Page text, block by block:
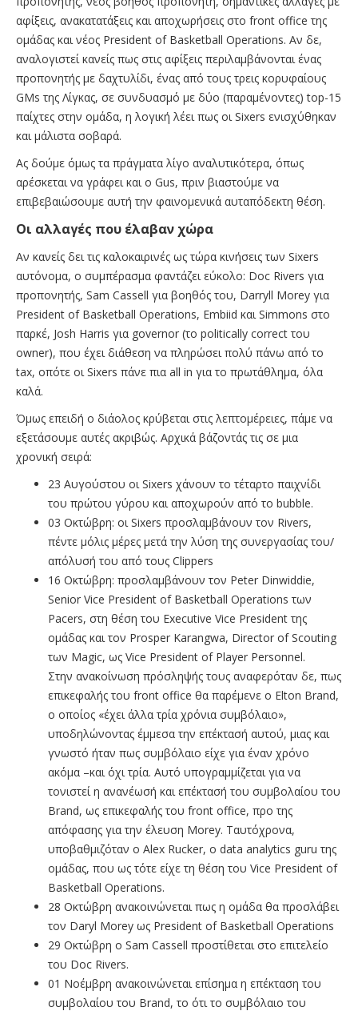
αφίξεις, ανακατατάξεις και αποχωρήσεις στο front office της
ομάδας και νέος President of Basketball Operations. Αν δε,
αναλογιστεί κανείς πως στις αφίξεις περιλαμβάνονται ένας
προπονητής με δαχτυλίδι, ένας από τους τρεις κορυφαίους
GMs της Λίγκας, σε συνδυασμό με δύο (παραμένοντες) top-15
παίχτες στην ομάδα, η λογική λέει πως οι Sixers ενισχύθηκαν
και μάλιστα σοβαρά.
Ας δούμε όμως τα πράγματα λίγο αναλυτικότερα, όπως
αρέσκεται να γράφει και ο Gus, πριν βιαστούμε να
επιβεβαιώσουμε αυτή την φαινομενικά αυταπόδεκτη θέση.
Οι αλλαγές που έλαβαν χώρα
Αν κανείς δει τις καλοκαιρινές ως τώρα κινήσεις των Sixers
αυτόνομα, ο συμπέρασμα φαντάζει εύκολο: Doc Rivers για
προπονητής, Sam Cassell για βοηθός του, Darryll Morey για
President of Basketball Operations, Embiid και Simmons στο
παρκέ, Josh Harris για governor (το politically correct του
owner), που έχει διάθεση να πληρώσει πολύ πάνω από το
tax, οπότε οι Sixers πάνε πια all in για το πρωτάθλημα, όλα
καλά.
Όμως επειδή ο διάολος κρύβεται στις λεπτομέρειες, πάμε να
εξετάσουμε αυτές ακριβώς. Αρχικά βάζοντάς τις σε μια
χρονική σειρά:
23 Αυγούστου οι Sixers χάνουν το τέταρτο παιχνίδι
του πρώτου γύρου και αποχωρούν από το bubble.
03 Οκτώβρη: οι Sixers προσλαμβάνουν τον Rivers,
πέντε μόλις μέρες μετά την λύση της συνεργασίας του/
απόλυσή του από τους Clippers
16 Οκτώβρη: προσλαμβάνουν τον Peter Dinwiddie,
Senior Vice President of Basketball Operations των
Pacers, στη θέση του Executive Vice President της
ομάδας και τον Prosper Karangwa, Director of Scouting
των Magic, ως Vice President of Player Personnel.
Στην ανακοίνωση πρόσληψής τους αναφερόταν δε, πως
επικεφαλής του front office θα παρέμενε ο Elton Brand,
ο οποίος «έχει άλλα τρία χρόνια συμβόλαιο»,
υποδηλώνοντας έμμεσα την επέκτασή αυτού, μιας και
γνωστό ήταν πως συμβόλαιο είχε για έναν χρόνο
ακόμα –και όχι τρία. Αυτό υπογραμμίζεται για να
τονιστεί η ανανέωσή και επέκτασή του συμβολαίου του
Brand, ως επικεφαλής του front office, προ της
απόφασης για την έλευση Morey. Ταυτόχρονα,
υποβαθμιζόταν ο Alex Rucker, ο data analytics guru της
ομάδας, που ως τότε είχε τη θέση του Vice President of
Basketball Operations.
28 Oκτώβρη ανακοινώνεται πως η ομάδα θα προσλάβει
τον Daryl Morey ως President of Basketball Operations
29 Oκτώβρη ο Sam Cassell προστίθεται στο επιτελείο
του Doc Rivers.
01 Νοέμβρη ανακοινώνεται επίσημα η επέκταση του
συμβολαίου του Brand, το ότι το συμβόλαιο του